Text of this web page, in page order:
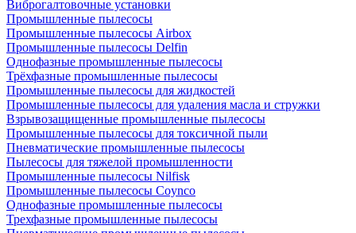
Виброгалтовочные установки
Промышленные пылесосы
Промышленные пылесосы Airbox
Промышленные пылесосы Delfin
Однофазные промышленные пылесосы
Трёхфазные промышленные пылесосы
Промышленные пылесосы для жидкостей
Промышленные пылесосы для удаления масла и стружки
Взрывозащищенные промышленные пылесосы
Промышленные пылесосы для токсичной пыли
Пневматические промышленные пылесосы
Пылесосы для тяжелой промышленности
Промышленные пылесосы Nilfisk
Промышленные пылесосы Coynco
Однофазные промышленные пылесосы
Трехфазные промышленные пылесосы